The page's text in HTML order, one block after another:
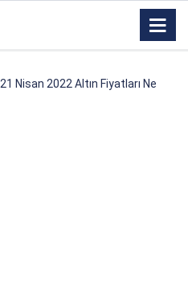
21 Nisan 2022 Altın Fiyatları Ne